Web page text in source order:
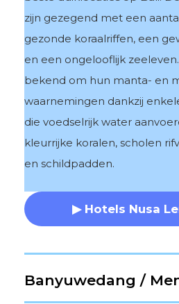
zijn gezegend met een
gezonde koraalriffen, een
en een ongelooflijk
bekend om hun manta- en
waarnemingen dankzij
die voedselrijk water
kleurrijke koralen, scholen
en schildpadden.
▶ Hotels Nusa
Banyuwedang /